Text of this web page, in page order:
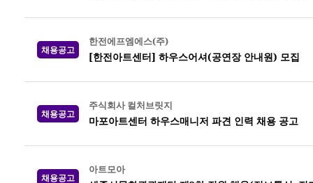
채용공고
한전에프엠에스(주)
[한전아트센터] 하우스어셔(공연장 안내원) 모집
채용공고
주식회사 컬처브릿지
마포아트센터 하우스매니저 파견 인력 채용 공고
채용공고
아트모아